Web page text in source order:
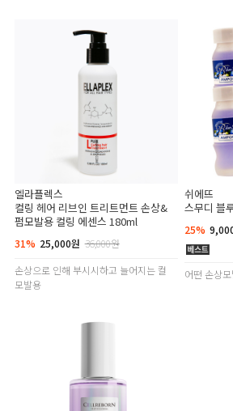
엘라플렉스
컬링 헤어 리브인 트리트먼트 손상&
펌모발용 컬링 에센스 180ml
31% 25,000원 36,000원
손상으로 인해 부시시하고 늘어지는 컬
모발용
쉬에뜨
스무디 블
25%
어떤 손상